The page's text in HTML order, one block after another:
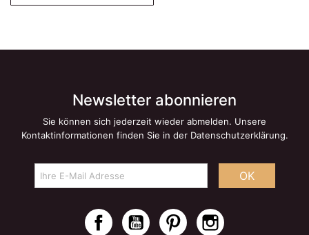
Newsletter abonnieren
Sie können sich jederzeit wieder abmelden. Unsere
Kontaktinformationen finden Sie in der Datenschutzerklärung.
OK
Facebook YouTube Pinterest